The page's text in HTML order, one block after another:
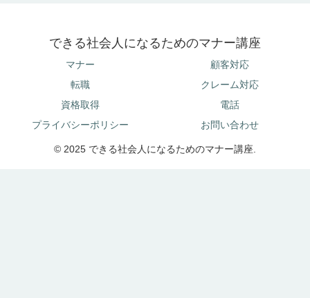
できる社会人になるためのマナー講座
マナー
顧客対応
転職
クレーム対応
資格取得
電話
プライバシーポリシー
お問い合わせ
© 2025 できる社会人になるためのマナー講座.